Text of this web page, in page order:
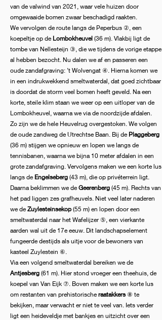
van de valwind van 2021, waar vele huizen door
omgewaaide bomen zwaar beschadigd raakten.
We vervolgen de route langs de Peperbus ②, een
koepeltje op de Lombokheuvel (36 m). Vlakbij ligt de
tombe van Nellesteijn ③, die we tijdens de vorige etappe
al hebben bezocht. Nu dalen we af en passeren een
oude zandafgraving: ’t Wolvengat ④. Hierna komen we
in een indrukwekkend smeltwaterdal, dat goed zichtbaar
is doordat de storm veel bomen heeft geveld. Na een
korte, steile klim staan we weer op een uitloper van de
Lombokheuvel, waarna we via de noordzijde afdalen.
Zo zijn we de hele Heuvelrug overgestoken. We volgen
de oude zandweg de Utrechtse Baan. Bij de Plaggeberg
(36 m) stijgen we opnieuw en lopen we langs de
tennisbanen, waarna we bijna 10 meter afdalen in een
grote zandafgraving. Vervolgens maken we een korte lus
langs de Engelseberg (43 m), die op privéterrein ligt.
Daarna beklimmen we deGeerenberg (45 m). Rechts van
het pad liggen zes grafheuvels. Niet veel later naderen
we deZuylesteinsekop(55 m) en lopen door een
smeltwaterdal naar het Wafelijzer ⑤, een vierkante
aarden wal uit de 17e eeuw. Dit landschapselement
fungeerde destijds als uitje voor de bewoners van
kasteel Zuylestein ⑥.
Via een volgend smeltwaterdal bereiken we de
Antjesberg (61 m). Hier stond vroeger een theehuis, de
koepel van Van Eijk ⑦. Boven maken we een korte lus
om restanten van prehistorischeraatakkers ⑧ te
bekijken, maar verwacht er niet te veel van. Iets verder
ligt een heideveldje met bankjes en uitzicht over een